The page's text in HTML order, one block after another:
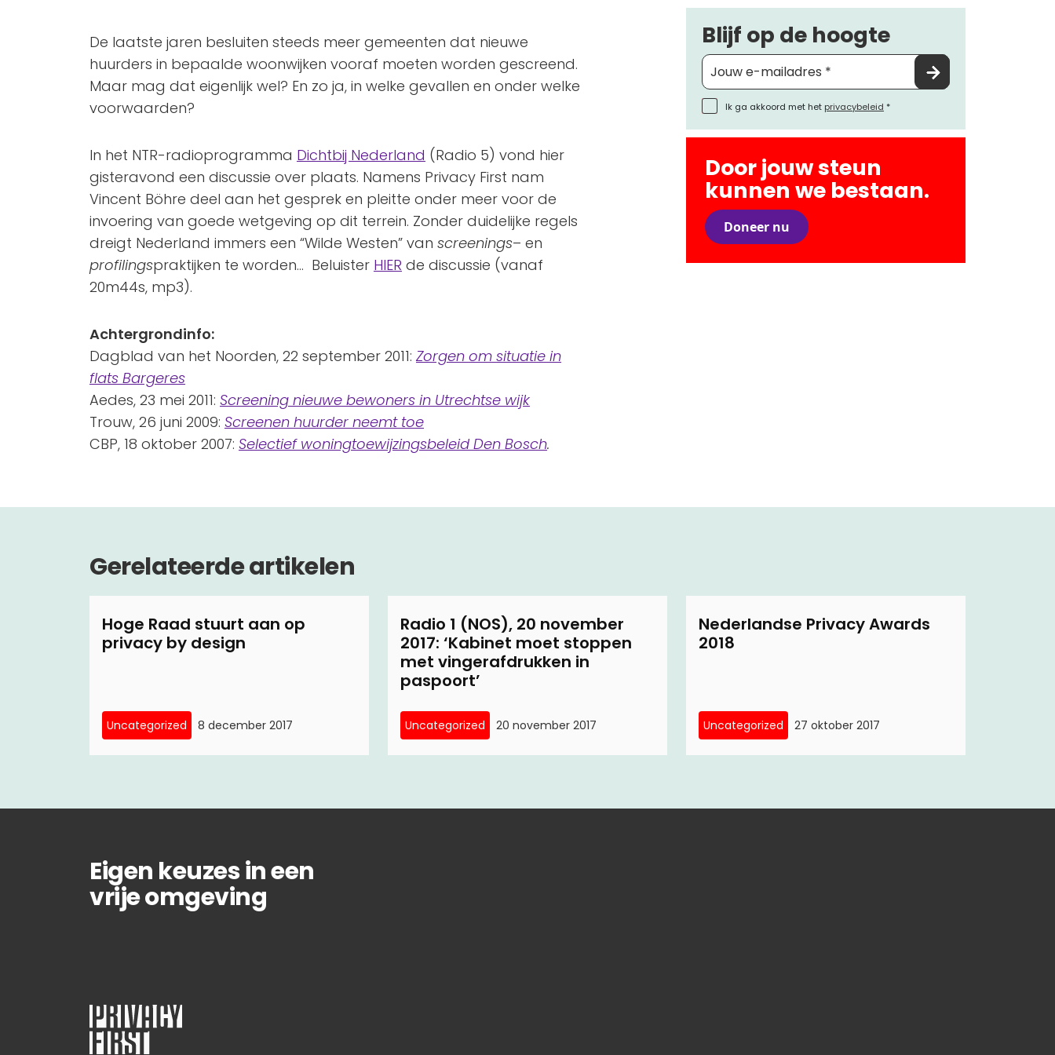
De laatste jaren besluiten steeds meer gemeenten dat nieuwe
huurders in bepaalde woonwijken vooraf moeten worden gescreend.
Maar mag dat eigenlijk wel? En zo ja, in welke gevallen en onder welke
voorwaarden?
In het NTR-radioprogramma Dichtbij Nederland (Radio 5) vond hier
gisteravond een discussie over plaats. Namens Privacy First nam
Vincent Böhre deel aan het gesprek en pleitte onder meer voor de
invoering van goede wetgeving op dit terrein. Zonder duidelijke regels
dreigt Nederland immers een “Wilde Westen” van screenings– en
profilingspraktijken te worden… Beluister HIER de discussie (vanaf
20m44s, mp3).
Achtergrondinfo:
Dagblad van het Noorden, 22 september 2011: Zorgen om situatie in
flats Bargeres
Aedes, 23 mei 2011: Screening nieuwe bewoners in Utrechtse wijk
Trouw, 26 juni 2009: Screenen huurder neemt toe
CBP, 18 oktober 2007: Selectief woningtoewijzingsbeleid Den Bosch.
Blijf op de hoogte
Ik ga akkoord met het privacybeleid *
Door jouw steun
kunnen we bestaan.
Doneer nu
Gerelateerde artikelen
Hoge Raad stuurt aan op
privacy by design
Uncategorized 8 december 2017
Radio 1 (NOS), 20 november
2017: ‘Kabinet moet stoppen
met vingerafdrukken in
paspoort’
Uncategorized 20 november 2017
Nederlandse Privacy Awards
2018
Uncategorized 27 oktober 2017
Eigen keuzes in een
vrije omgeving